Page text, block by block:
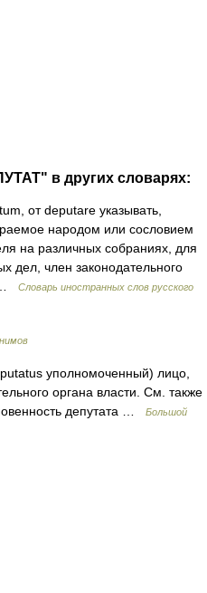
в других словарях:
от deputare указывать,
народом или сословием
на различных собраниях, для
дел, член законодательного
…
Словарь иностранных слов русского
уполномоченный) лицо,
органа власти. См. также
депутата …
Большой